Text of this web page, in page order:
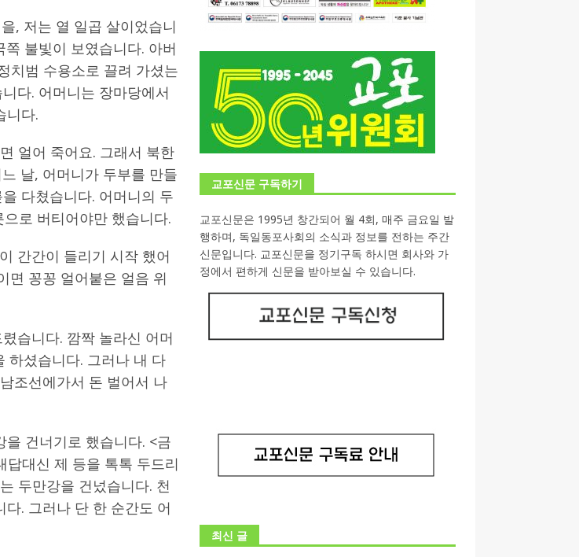
시판 / 행사 / 알림
뮌헨 공대(TUM)서 화려한 출범
한
, 저는 열 일곱 살이었습니
불빛이 보였습니다. 아버
치범 수용소로 끌려 가셨는
다. 어머니는 장마당에서
니다.
얼어 죽어요. 그래서 북한
날, 어머니가 두부를 만들
다쳤습니다. 어머니의 두
로 버티어야만 했습니다.
간간이 들리기 시작 했어
면 꽁꽁 얼어붙은 얼음 위
습니다. 깜짝 놀라신 어머
하셨습니다. 그러나 내 다
조선에가서 돈 벌어서 나
건너기로 했습니다. <금
답대신 제 등을 톡톡 두드리
두만강을 건넜습니다. 천
. 그러나 단 한 순간도 어
교포신문 구독하기
교포신문은 1995년 창간되어 월 4회, 매주 금요일 발
행하며, 독일동포사회의 소식과 정보를 전하는 주간
신문입니다. 교포신문을 정기구독 하시면 회사와 가
정에서 편하게 신문을 받아보실 수 있습니다.
최신 글